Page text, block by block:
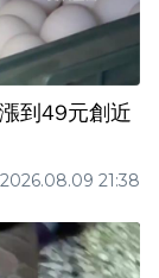
到49元創近
2026.08.09 21:38